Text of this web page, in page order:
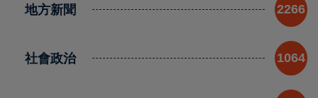
地方新聞 2266
社會政治 1064